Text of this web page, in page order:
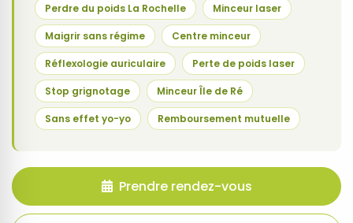
Perdre du poids La Rochelle Minceur laser
Maigrir sans régime Centre minceur
Réflexologie auriculaire Perte de poids laser
Stop grignotage Minceur Île de Ré
Sans effet yo-yo Remboursement mutuelle
Prendre rendez-vous